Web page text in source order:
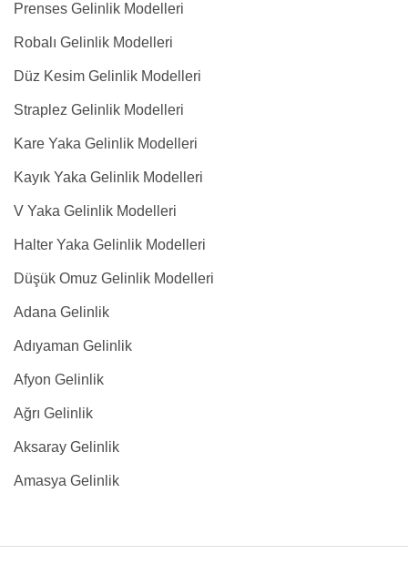
Prenses Gelinlik Modelleri
Robalı Gelinlik Modelleri
Düz Kesim Gelinlik Modelleri
Straplez Gelinlik Modelleri
Kare Yaka Gelinlik Modelleri
Kayık Yaka Gelinlik Modelleri
V Yaka Gelinlik Modelleri
Halter Yaka Gelinlik Modelleri
Düşük Omuz Gelinlik Modelleri
Adana Gelinlik
Adıyaman Gelinlik
Afyon Gelinlik
Ağrı Gelinlik
Aksaray Gelinlik
Amasya Gelinlik